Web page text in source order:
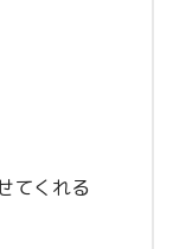
てくれる